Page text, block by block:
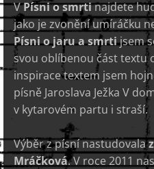
VPísni o smrtinajdete
jako je zvonění umíráčku
Písni o jaru a smrtijsem
svou oblíbenou část textu
inspirace textem jsem
písně Jaroslava Ježka V
v kytarovém partu i straší.
Výběr z písní nastudovala
Mráčková. V roce 2011